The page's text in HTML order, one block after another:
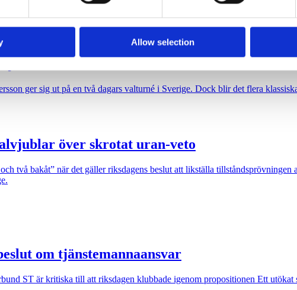
Allow selection
för ett starkare filmland”, förrän den sågas.
ger sig ut på en två dagars valturné i Sverige. Dock blir det flera
över skrotat uran-veto
två bakåt” när det gäller riksdagens beslut att likställa
om tjänstemannaansvar
ST är kritiska till att riksdagen klubbade igenom propositionen Ett utökat